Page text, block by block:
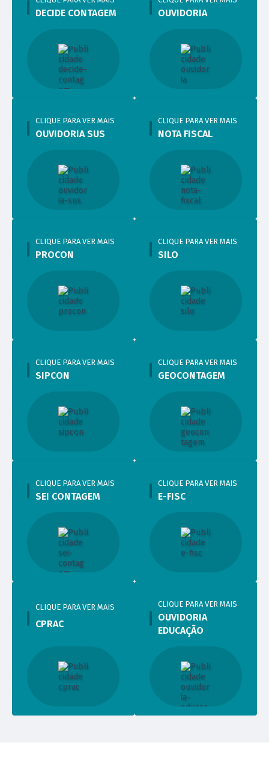
DECIDE CONTAGEM OUVIDORIA
OUVIDORIA SUS
CLIQUE PARA VER MAIS
NOTA FISCAL
CLIQUE PARA VER MAIS
PROCON
CLIQUE PARA VER MAIS
SILO
CLIQUE PARA VER MAIS
SIPCON
CLIQUE PARA VER MAIS
GEOCONTAGEM
CLIQUE PARA VER MAIS
SEI CONTAGEM
CLIQUE PARA VER MAIS
E-FISC
CLIQUE PARA VER MAIS
CPRAC
CLIQUE PARA VER MAIS
OUVIDORIA
EDUCAÇÃO
CLIQUE PARA VER MAIS